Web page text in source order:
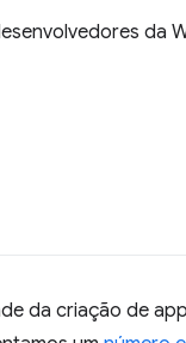
da
da criação de